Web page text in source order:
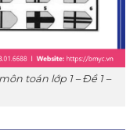
toán lớp 1 – Đề 1 –